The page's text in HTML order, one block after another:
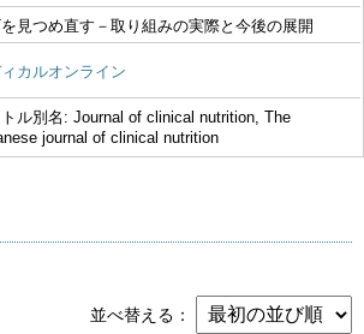
見つめ直す－取り組みの実際と今後の展開
カルオンライン
ル別名: Journal of clinical nutrition, The
journal of clinical nutrition
並べ替える